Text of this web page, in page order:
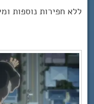
ללא חפירות נוספות